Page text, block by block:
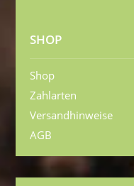
SHOP
Shop
Zahlarten
Versandhinweise
AGB